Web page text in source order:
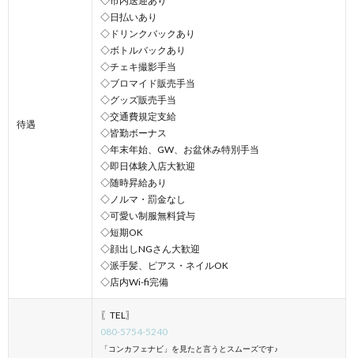
待遇
◇日払いあり
◇ドリンクバックあり
◇ボトルバックあり
◇チェキ撮影手当
◇ブロマイド販売手当
◇グッズ販売手当
◇交通費規定支給
◇皆勤ボーナス
◇年末年始、GW、お盆休み特別手当
◇即日体験入店大歓迎
◇随時昇給あり
◇ノルマ・罰金なし
◇可愛い制服無料貸与
◇短期OK
◇顔出しNGさん大歓迎
◇派手髪、ピアス・ネイルOK
◇店内Wi-fi完備
〖TEL〗
080-5754-5240
「コンカフェナビ」を見たと言うとスムーズです♪